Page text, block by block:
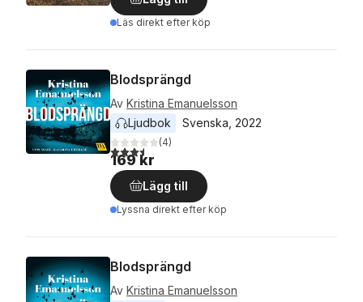
Läs direkt efter köp
Blodsprängd
Av Kristina Emanuelsson
Ljudbok
Svenska 2022
3,5utav 5 stjärnor. Totalt antal röster:
(4)
169 kr
Lägg till
Lyssna direkt efter köp
Blodsprängd
Av Kristina Emanuelsson